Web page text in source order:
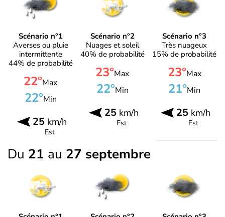
Scénario n°1
Averses ou pluie
intermittente
44% de probabilité
22°Max
22°Min
25km/h
Est
Scénario n°2
Nuages et soleil
40% de probabilité
23°Max
22°Min
25km/h
Est
Scénario n°3
Très nuageux
15% de probabilité
23°Max
21°Min
25 km/h
Est
Du 21 au 27 septembre